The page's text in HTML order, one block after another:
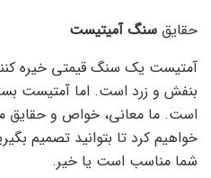
حقایق سنگ آمیتیست
آمتیست یک سنگ قیمتی خیره
بنفش و زرد است. اما آمتیست
است. ما معانی، خواص و حقایق
خواهیم کرد تا بتوانید تصمیم
شما مناسب است یا خیر.